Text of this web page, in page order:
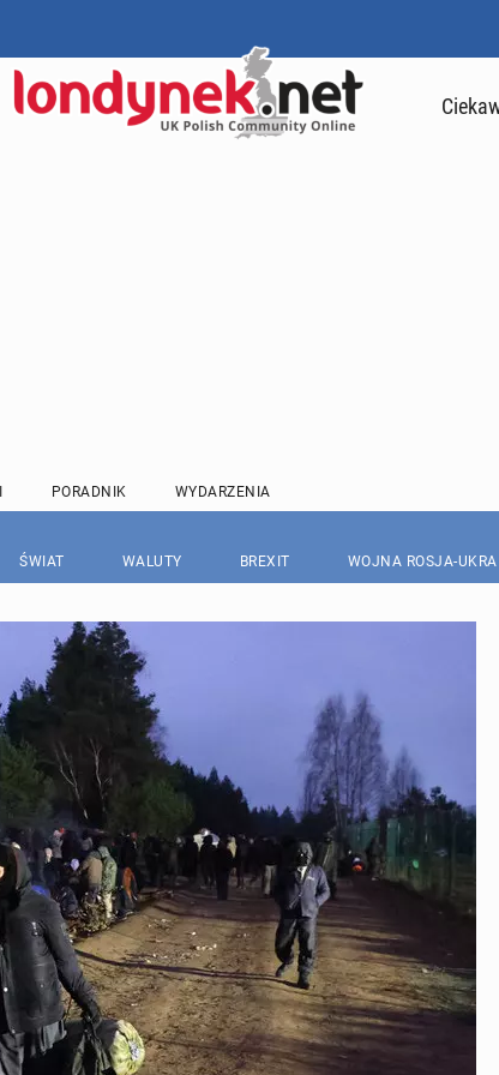
PORADNIK WYDARZENIA
ŚWIAT WALUTY BREXIT WOJNA ROSJA-